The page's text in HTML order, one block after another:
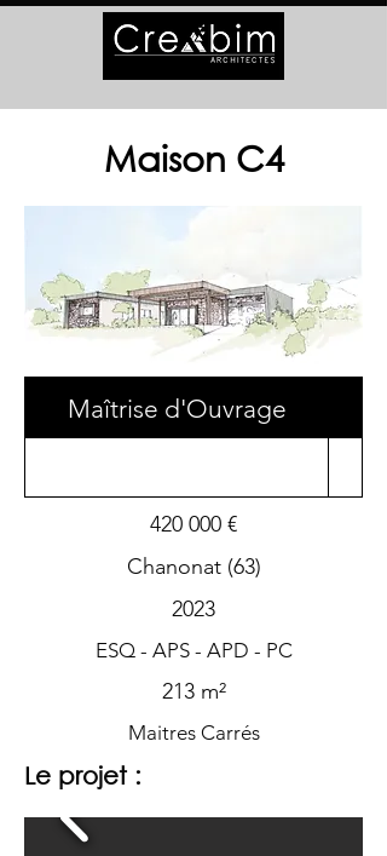
Maison C4
Maîtrise d'Ouvrage
420 000 €
Chanonat (63)
2023
ESQ - APS - APD - PC
213 m²
Maitres Carrés
Le projet :